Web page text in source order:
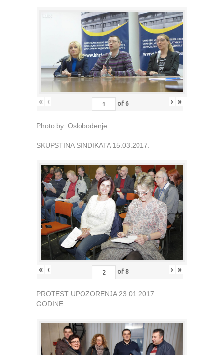
« ‹ of 6 › »
Photo by Oslobođenje
SKUPŠTINA SINDIKATA 15.03.2017.
« ‹ of 8 › »
PROTEST UPOZORENJA 23.01.2017.
GODINE